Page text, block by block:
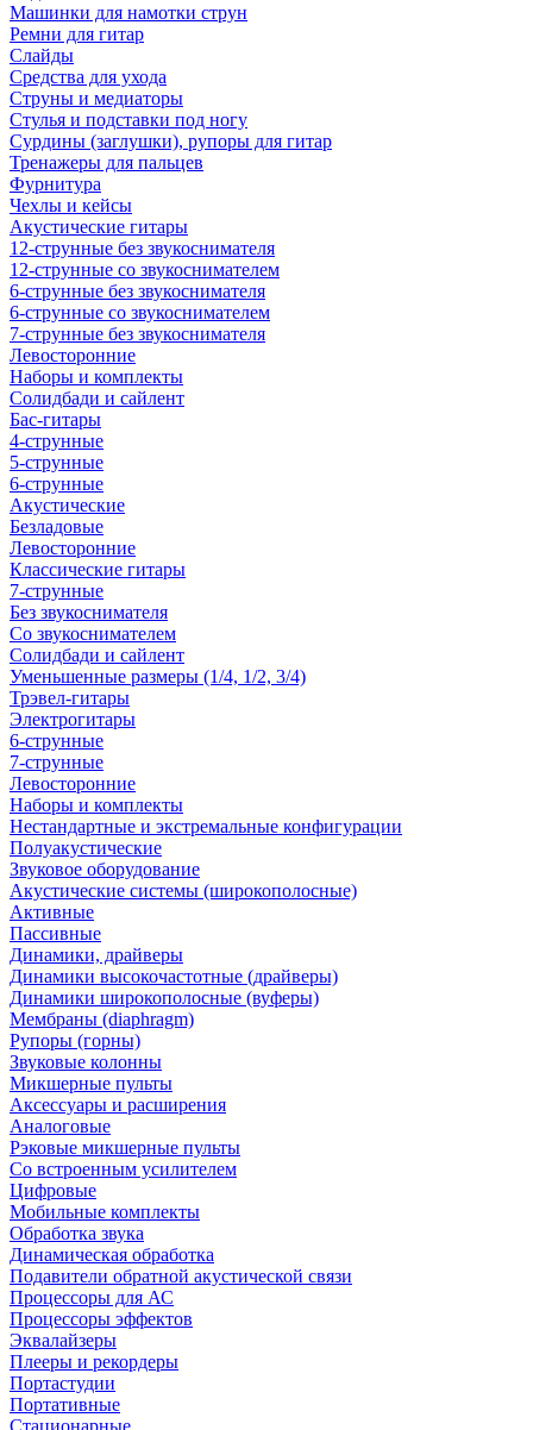
Машинки для намотки струн
Ремни для гитар
Слайды
Средства для ухода
Струны и медиаторы
Стулья и подставки под ногу
Сурдины (заглушки), рупоры для гитар
Тренажеры для пальцев
Фурнитура
Чехлы и кейсы
Акустические гитары
12-струнные без звукоснимателя
12-струнные со звукоснимателем
6-струнные без звукоснимателя
6-струнные со звукоснимателем
7-струнные без звукоснимателя
Левосторонние
Наборы и комплекты
Солидбади и сайлент
Бас-гитары
4-струнные
5-струнные
6-струнные
Акустические
Безладовые
Левосторонние
Классические гитары
7-струнные
Без звукоснимателя
Со звукоснимателем
Солидбади и сайлент
Уменьшенные размеры (1/4, 1/2, 3/4)
Трэвел-гитары
Электрогитары
6-струнные
7-струнные
Левосторонние
Наборы и комплекты
Нестандартные и экстремальные конфигурации
Полуакустические
Звуковое оборудование
Акустические системы (широкополосные)
Активные
Пассивные
Динамики, драйверы
Динамики высокочастотные (драйверы)
Динамики широкополосные (вуферы)
Мембраны (diaphragm)
Рупоры (горны)
Звуковые колонны
Микшерные пульты
Аксессуары и расширения
Аналоговые
Рэковые микшерные пульты
Со встроенным усилителем
Цифровые
Мобильные комплекты
Обработка звука
Динамическая обработка
Подавители обратной акустической связи
Процессоры для АС
Процессоры эффектов
Эквалайзеры
Плееры и рекордеры
Портастудии
Портативные
Стационарные